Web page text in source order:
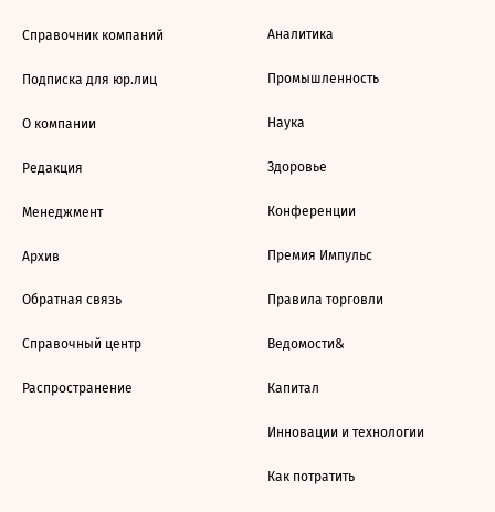
Справочник компаний
Подписка для юр.лиц
О компании
Редакция
Менеджмент
Архив
Обратная связь
Справочный центр
Распространение
Аналитика
Промышленность
Наука
Здоровье
Конференции
Премия Импульс
Правила торговли
Ведомости&
Капитал
Инновации и технологии
Как потратить